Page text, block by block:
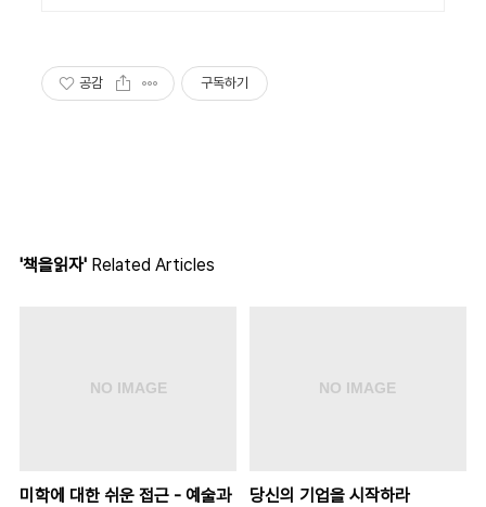
공감 구독하기
'책을읽자' Related Articles
미학에 대한 쉬운 접근 - 예술과
당신의 기업을 시작하라